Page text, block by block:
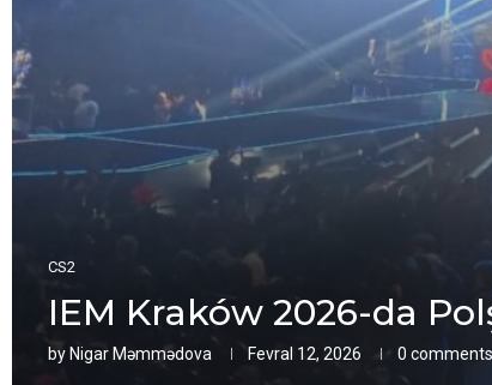
CS2
IEM Kraków 2026-da
byNigar Məmmədova Fevral 12, 2026 0 comments